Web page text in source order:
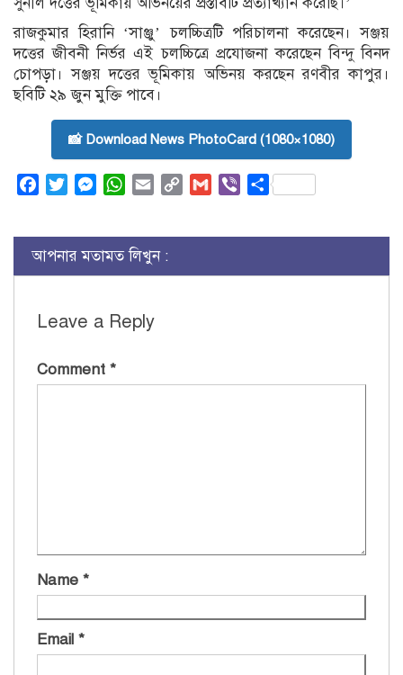
রাজকুমার হিরানি ‘সাঞ্জু’ চলচ্চিত্রটি পরিচালনা করেছেন। সঞ্জয়
দত্তের জীবনী নির্ভর এই চলচ্চিত্রে প্রযোজনা করেছেন বিন্দু বিনদ
চোপড়া। সঞ্জয় দত্তের ভূমিকায় অভিনয় করছেন রণবীর কাপুর।
ছবিটি ২৯ জুন মুক্তি পাবে।
📸 Download News PhotoCard (1080×1080)
FacebookTwitterMessenger
WhatsApp
Email
Copy
Gmail ViberShare
আপনার মতামত লিখুন :
Leave a Reply
Comment *
Name *
Email *